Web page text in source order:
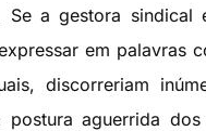
Se a gestora
em palavras
discorreriam
aguerrida